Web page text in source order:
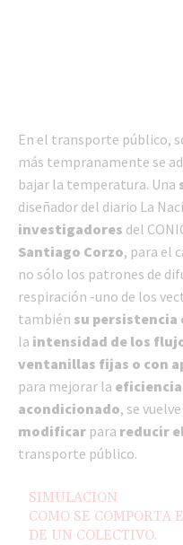
En el transporte público,
más tempranamente se
bajar la temperatura. Una
diseñador del diario La
investigadores del
Santiago Corzo, para el
no sólo los patrones de
respiración -uno de los
también su persistencia
la intensidad de los
ventanillas fijas o con
para mejorar la
acondicionado, se
modificar para reducir
transporte público.
SIMULACION
COMO SE COMPORTA
DE UN COLECTIVO.